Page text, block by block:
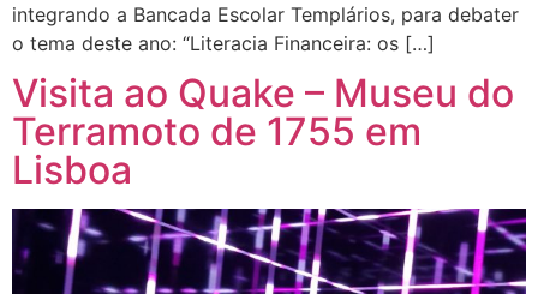
integrando a Bancada Escolar Templários, para debater
o tema deste ano: “Literacia Financeira: os […]
Visita ao Quake – Museu do
Terramoto de 1755 em
Lisboa